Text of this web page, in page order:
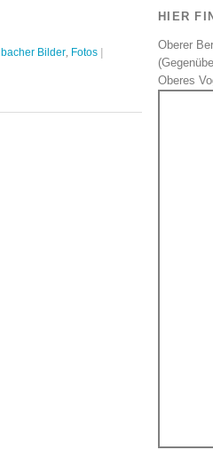
Bilder, Fotos|
HIER
Oberer
Oberes